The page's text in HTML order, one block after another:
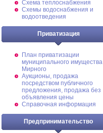
Схема теплоснабжения
Схемы водоснабжения и
водоотведения
Приватизация
План приватизации
муниципального имущества
Мирного
Аукционы, продажа
посредством публичного
предложения, продажа без
объявления цены
Справочная информация
Предпринимательство